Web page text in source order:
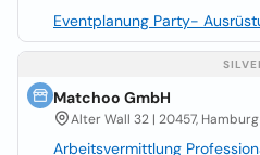
Eventplanung Party-
Matchoo GmbH
Alter Wall 32 | 20457, Hamburg
Arbeitsvermittlung